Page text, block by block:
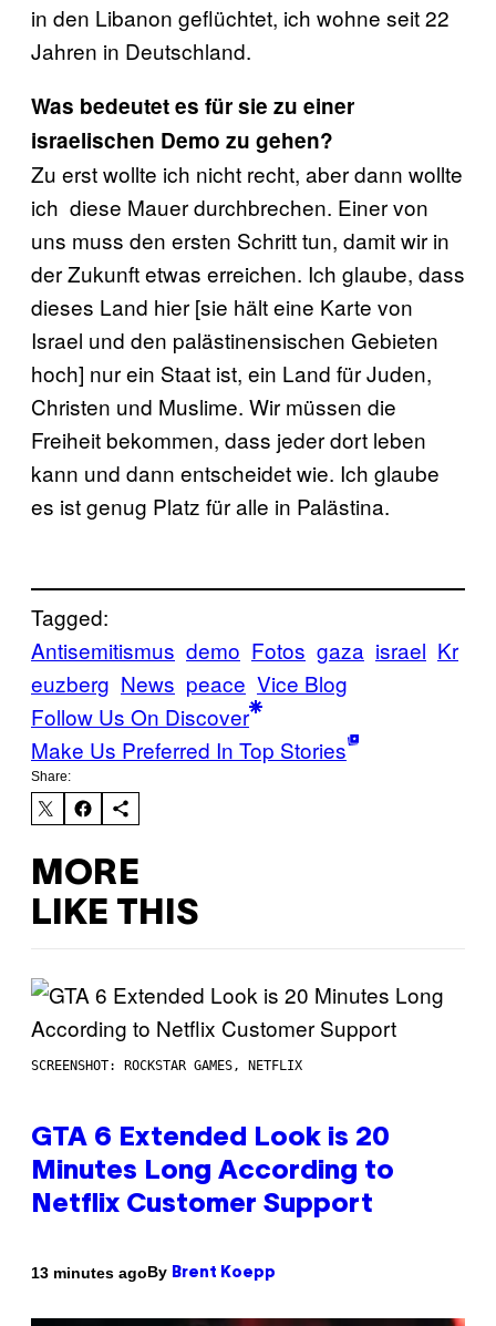
in den Libanon geflüchtet, ich wohne seit 22
Jahren in Deutschland.
Was bedeutet es für sie zu einer
israelischen Demo zu gehen?
Zu erst wollte ich nicht recht, aber dann wollte
ich diese Mauer durchbrechen. Einer von
uns muss den ersten Schritt tun, damit wir in
der Zukunft etwas erreichen. Ich glaube, dass
dieses Land hier [sie hält eine Karte von
Israel und den palästinensischen Gebieten
hoch] nur ein Staat ist, ein Land für Juden,
Christen und Muslime. Wir müssen die
Freiheit bekommen, dass jeder dort leben
kann und dann entscheidet wie. Ich glaube
es ist genug Platz für alle in Palästina.
Tagged:
Antisemitismus demo Fotos gaza israel Kr
euzberg News peace Vice Blog
Follow Us On Discover
Make Us Preferred In Top Stories
Share:
MORE
LIKE THIS
SCREENSHOT: ROCKSTAR GAMES, NETFLIX
GTA 6 Extended Look is 20
Minutes Long According to
Netflix Customer Support
13 minutes agoBy Brent Koepp